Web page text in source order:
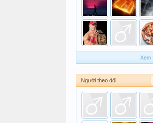
Xem
Người theo dõi